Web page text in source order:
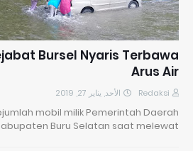
Bursel Nyaris Terbawa
Arus Air
Redaksi الأحد, يناير 27, 2019
mobil milik Pemerintah Daerah
Buru Selatan saat melewat…